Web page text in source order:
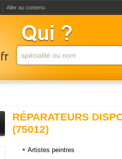
Aller au contenu
RÉPARATEURS
(75012)
Artistes peintres